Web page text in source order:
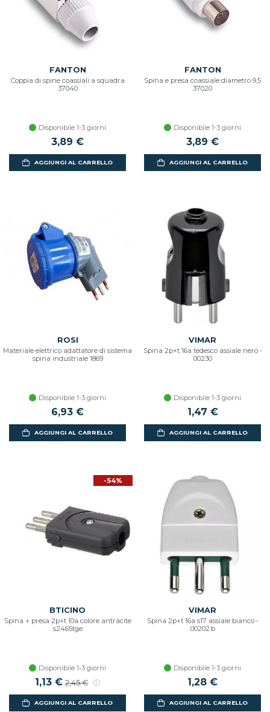
FANTON
Coppia di spine coassiali a squadra
37040
Disponibile 1-3 giorni
3,89 €
AGGIUNGI AL CARRELLO
FANTON
Spina e presa coassiale diametro 9,5
37020
Disponibile 1-3 giorni
3,89 €
AGGIUNGI AL CARRELLO
ROSI
Materiale elettrico adattatore di sistema
spina industriale 1869
Disponibile 1-3 giorni
6,93 €
AGGIUNGI AL CARRELLO
VIMAR
Spina 2p+t 16a tedesco assiale nero -
00230
Disponibile 1-3 giorni
1,47 €
AGGIUNGI AL CARRELLO
-54%
BTICINO
Spina + presa 2p+t 10a colore antracite
s2465tge
Disponibile 1-3 giorni
Prezzo scontato
1,13 € Prezzo di listino
2,45 €
AGGIUNGI AL CARRELLO
VIMAR
Spina 2p+t 16a s17 assiale bianco -
00202.b
Disponibile 1-3 giorni
1,28 €
AGGIUNGI AL CARRELLO